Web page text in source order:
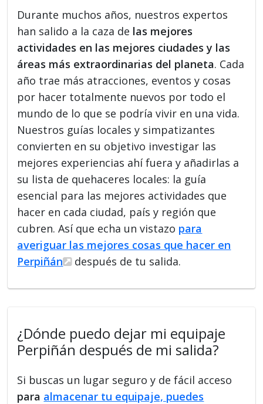
Durante muchos años, nuestros expertos
han salido a la caza de las mejores
actividades en las mejores ciudades y las
áreas más extraordinarias del planeta. Cada
año trae más atracciones, eventos y cosas
por hacer totalmente nuevos por todo el
mundo de lo que se podría vivir en una vida.
Nuestros guías locales y simpatizantes
convierten en su objetivo investigar las
mejores experiencias ahí fuera y añadirlas a
su lista de quehaceres locales: la guía
esencial para las mejores actividades que
hacer en cada ciudad, país y región que
cubren. Así que echa un vistazo para
averiguar las mejores cosas que hacer en
Perpiñán
después de tu salida.
¿Dónde puedo dejar mi equipaje
Perpiñán después de mi salida?
Si buscas un lugar seguro y de fácil acceso
para almacenar tu equipaje, puedes